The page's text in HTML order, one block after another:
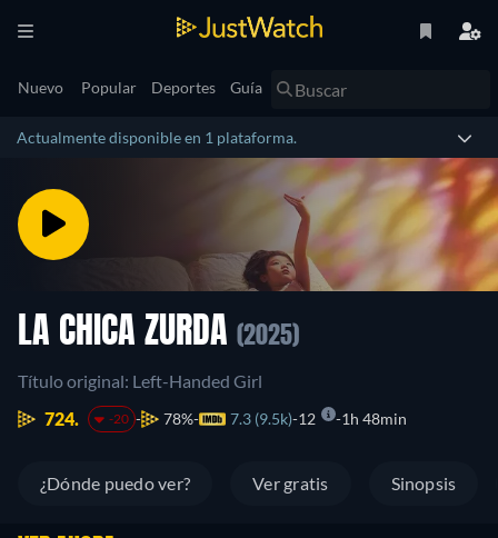
Nuevo Popular Deportes Guía
Actualmente disponible en 1 plataforma.
LA CHICA ZURDA (2025)
Título original: Left-Handed Girl
724.
-20 78% 7.3 (9.5k) 12 1h 48min
¿Dónde puedo ver? Ver gratis Sinopsis